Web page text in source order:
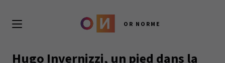
OR NORME
Hugo Invernizzi, un pied dans la